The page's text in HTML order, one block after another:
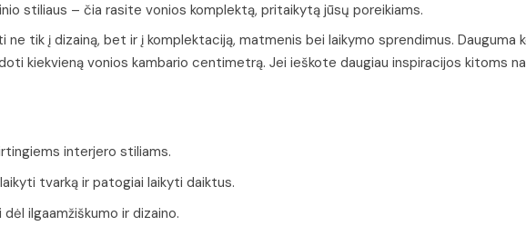
stiliaus – čia rasite vonios komplektą, pritaikytą jūsų poreikiams.
ne tik į dizainą, bet ir į komplektaciją, matmenis bei laikymo sprendimus.
kiekvieną vonios kambario centimetrą. Jei ieškote daugiau inspiracijos kitoms
interjero stiliams.
tvarką ir patogiai laikyti daiktus.
ilgaamžiškumo ir dizaino.